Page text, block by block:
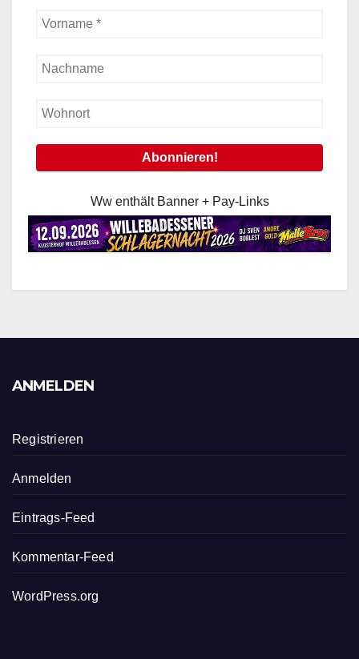
Ww enthält Banner + Pay-Links
ANMELDEN
Registrieren
Anmelden
Eintrags-Feed
Kommentar-Feed
WordPress.org